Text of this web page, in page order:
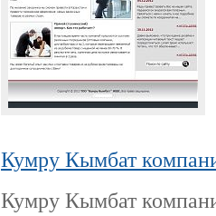
Кумру Кымбат
Кумру Кымбат